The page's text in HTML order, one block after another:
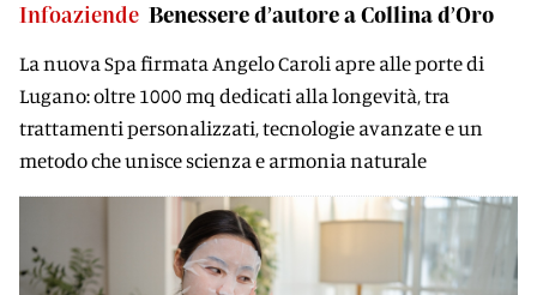
Infoaziende Benessere d’autore a Collina d’Oro
La nuova Spa firmata Angelo Caroli apre alle porte di
Lugano: oltre 1000 mq dedicati alla longevità, tra
trattamenti personalizzati, tecnologie avanzate e un
metodo che unisce scienza e armonia naturale